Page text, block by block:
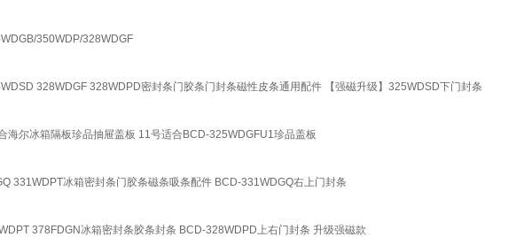
350WDP/328WDGF
328WDGF 328WDPD密封条门胶条门封条磁性皮条通用配件 【强磁升级】325WDSD下门封条
海尔冰箱隔板珍品抽屉盖板 11号适合BCD-325WDGFU1珍品盖板
331WDPT冰箱密封条门胶条磁条吸条配件 BCD-331WDGQ右上门封条
378FDGN冰箱密封条胶条封条 BCD-328WDPD上右门封条 升级强磁款